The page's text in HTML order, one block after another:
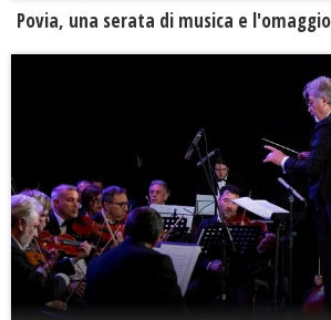
Povia, una serata di musica e